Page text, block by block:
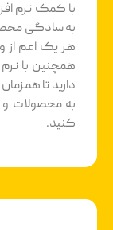
با کمک نرم
به سادگی
هر یک اعم از
همچنین با
دارید تا
به محصولات و
کنید.